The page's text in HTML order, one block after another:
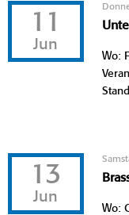
11
Jun
Wo:
13
Jun
Wo: